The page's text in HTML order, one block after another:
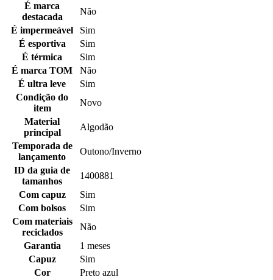
É marca
destacada
Não
É impermeável
Sim
É esportiva
Sim
É térmica
Sim
É marca TOM
Não
É ultra leve
Sim
Condição do
item
Novo
Material
principal
Algodão
Temporada de
lançamento
Outono/Inverno
ID da guia de
tamanhos
1400881
Com capuz
Sim
Com bolsos
Sim
Com materiais
reciclados
Não
Garantia
1 meses
Capuz
Sim
Cor
Preto azul